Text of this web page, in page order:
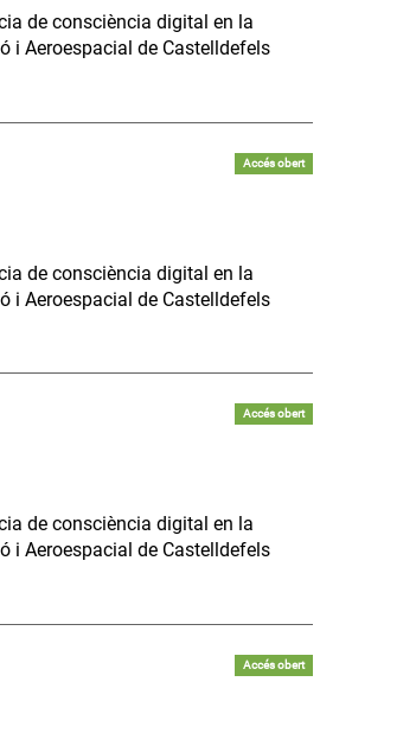
de consciència digital en la
i Aeroespacial de Castelldefels
Accés obert
de consciència digital en la
i Aeroespacial de Castelldefels
Accés obert
de consciència digital en la
i Aeroespacial de Castelldefels
Accés obert